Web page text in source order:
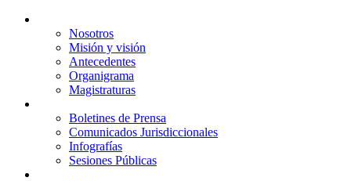
Nosotros
Misión y visión
Antecedentes
Organigrama
Magistraturas
Boletines de Prensa
Comunicados Jurisdiccionales
Infografías
Sesiones Públicas